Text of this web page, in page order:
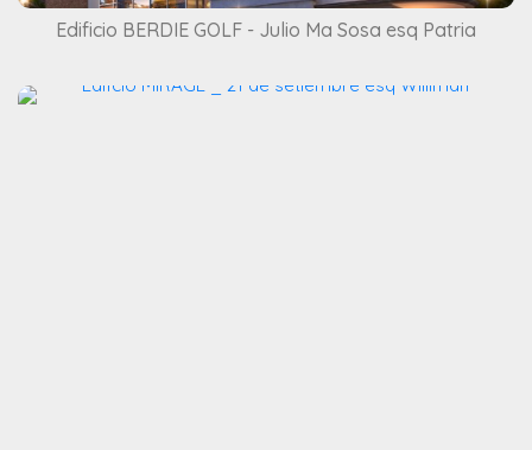
Edificio BERDIE GOLF - Julio Ma Sosa esq Patria